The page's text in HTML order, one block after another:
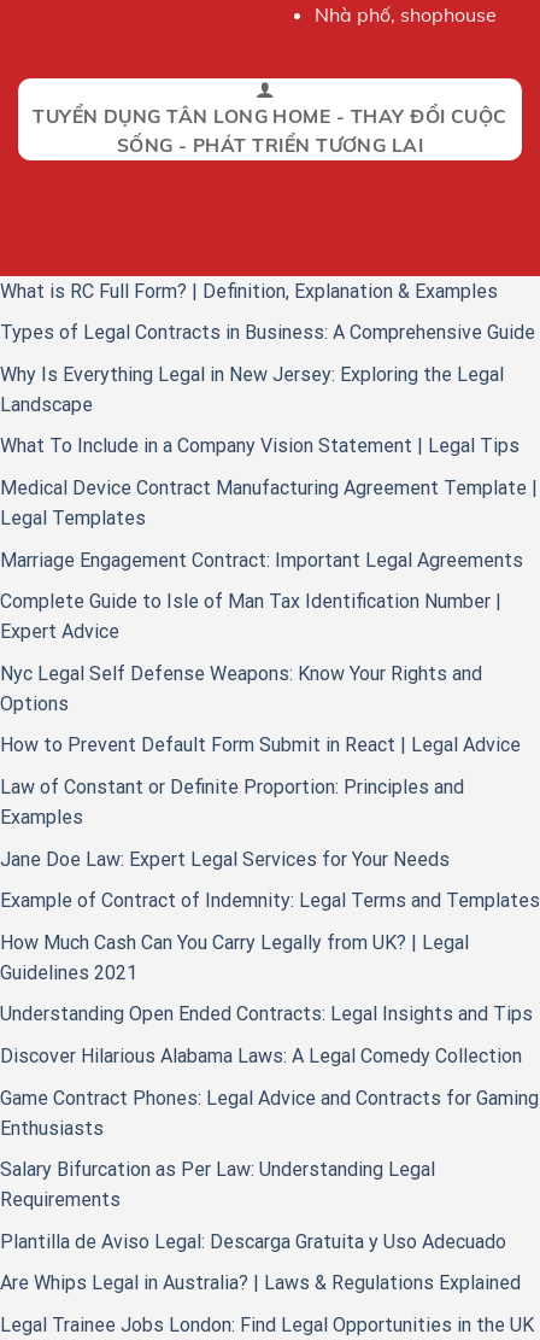
Nhà phố, shophouse
TUYỂN DỤNG TÂN LONG HOME - THAY ĐỔI CUỘC
SỐNG - PHÁT TRIỂN TƯƠNG LAI
What is RC Full Form? | Definition, Explanation & Examples
Types of Legal Contracts in Business: A Comprehensive Guide
Why Is Everything Legal in New Jersey: Exploring the Legal
Landscape
What To Include in a Company Vision Statement | Legal Tips
Medical Device Contract Manufacturing Agreement Template |
Legal Templates
Marriage Engagement Contract: Important Legal Agreements
Complete Guide to Isle of Man Tax Identification Number |
Expert Advice
Nyc Legal Self Defense Weapons: Know Your Rights and
Options
How to Prevent Default Form Submit in React | Legal Advice
Law of Constant or Definite Proportion: Principles and
Examples
Jane Doe Law: Expert Legal Services for Your Needs
Example of Contract of Indemnity: Legal Terms and Templates
How Much Cash Can You Carry Legally from UK? | Legal
Guidelines 2021
Understanding Open Ended Contracts: Legal Insights and Tips
Discover Hilarious Alabama Laws: A Legal Comedy Collection
Game Contract Phones: Legal Advice and Contracts for Gaming
Enthusiasts
Salary Bifurcation as Per Law: Understanding Legal
Requirements
Plantilla de Aviso Legal: Descarga Gratuita y Uso Adecuado
Are Whips Legal in Australia? | Laws & Regulations Explained
Legal Trainee Jobs London: Find Legal Opportunities in the UK